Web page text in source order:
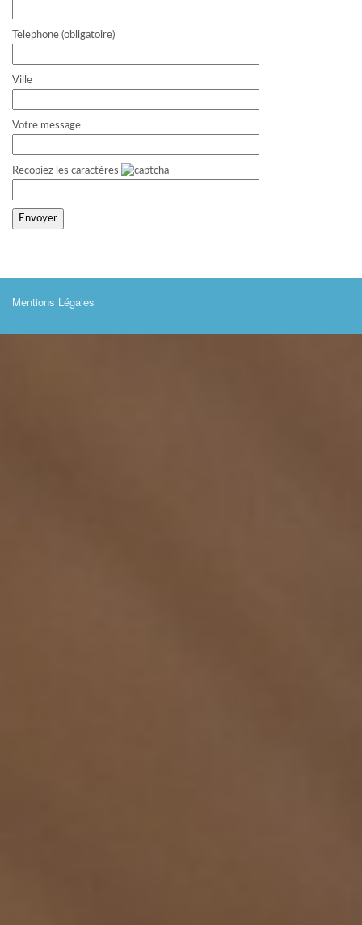
Telephone (obligatoire)
Ville
Votre message
Recopiez les caractères
Mentions Légales